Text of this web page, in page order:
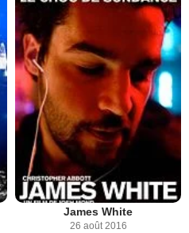
James White
26 août 2016